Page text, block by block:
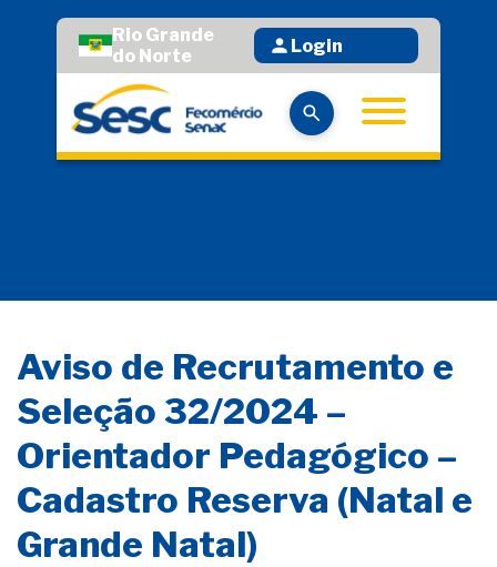
Rio Grande
do Norte
Login
Aviso de Recrutamento e
Seleção 32/2024 –
Orientador Pedagógico –
Cadastro Reserva (Natal e
Grande Natal)